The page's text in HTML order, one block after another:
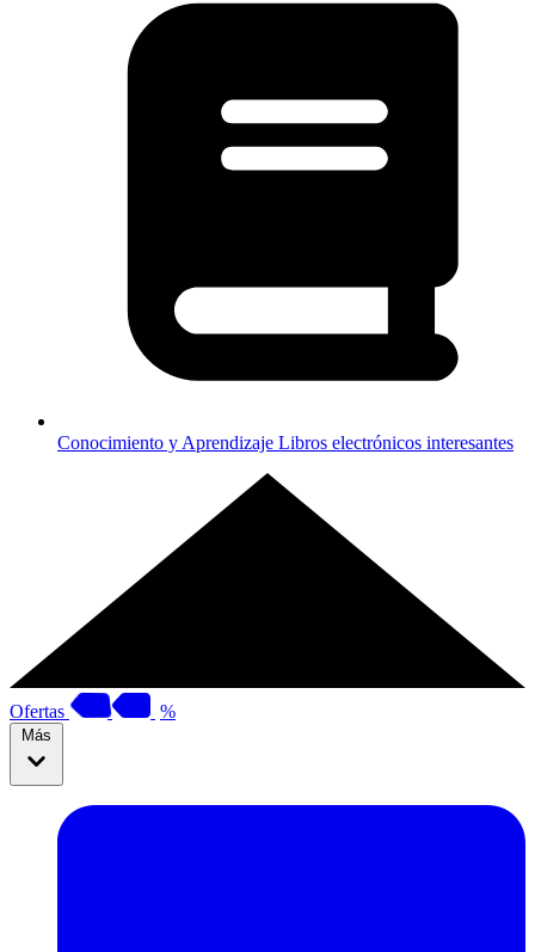
Conocimiento y Aprendizaje Libros electrónicos interesantes
Ofertas %
Más